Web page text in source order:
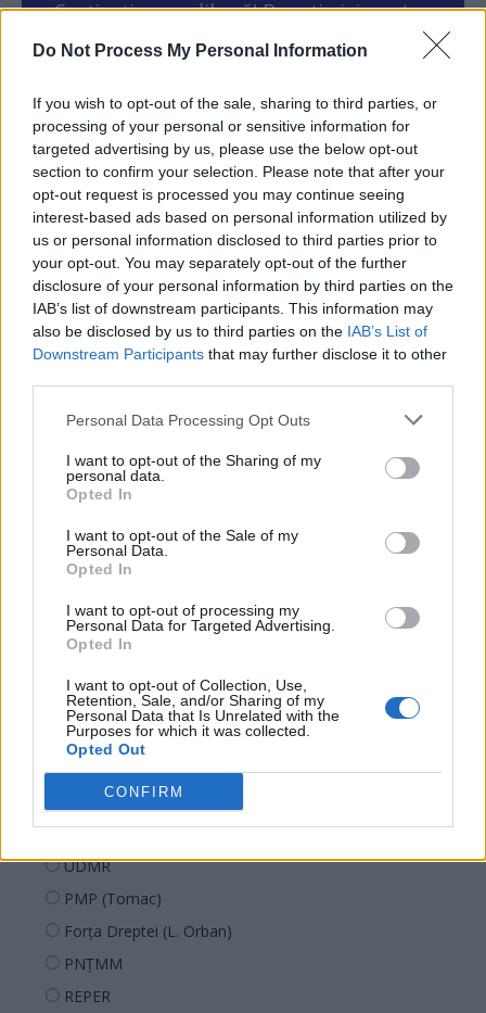
Do Not Process My Personal Information
If you wish to opt-out of the sale, sharing to third parties, or
processing of your personal or sensitive information for
targeted advertising by us, please use the below opt-out
section to confirm your selection. Please note that after your
opt-out request is processed you may continue seeing
interest-based ads based on personal information utilized by
us or personal information disclosed to third parties prior to
your opt-out. You may separately opt-out of the further
disclosure of your personal information by third parties on the
IAB’s list of downstream participants. This information may
also be disclosed by us to third parties on the IAB’s List of
Downstream Participants that may further disclose it to other
Personal Data Processing Opt Outs
I want to opt-out of the Sharing of my
personal data.
Opted In
I want to opt-out of the Sale of my
Personal Data.
Opted In
I want to opt-out of processing my
Personal Data for Targeted Advertising.
Opted In
I want to opt-out of Collection, Use,
Retention, Sale, and/or Sharing of my
Personal Data that Is Unrelated with the
Purposes for which it was collected.
Opted Out
CONFIRM
Susțineți presa liberă! Donați aici pentru
24 de ore
14.18
Argentina a reușit! Metoda Milei: nu crești
taxele, ci scazi cheltuielile...
20.26 Lupta politicii românești cu prezentul
18.47 Cărbune și picioare-n gard
Sondaj
loc duminica viitoare?
USR
PNL
AUR
UDMR
PMP (Tomac)
Forța Dreptei (L. Orban)
PNȚMM
REPER